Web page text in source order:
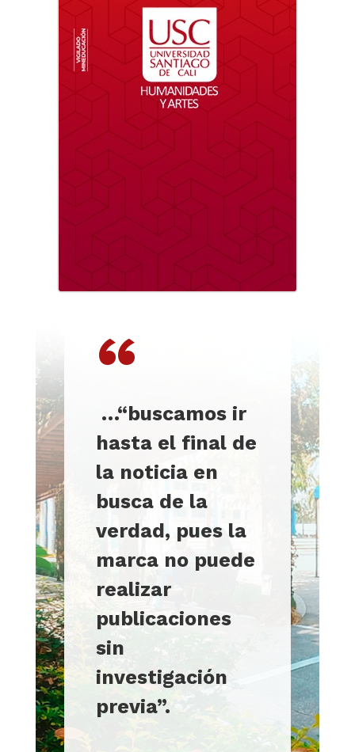
“
…“buscamos ir
hasta el final de
la noticia en
busca de la
verdad, pues la
marca no puede
realizar
publicaciones
sin
investigación
previa”.